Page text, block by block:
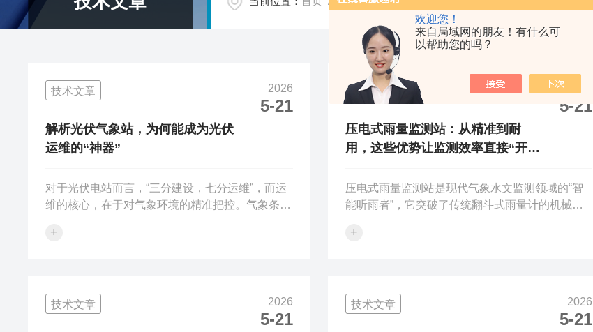
欢迎您！
来自局域网的朋友！有什么可
以帮助您的吗？
技术文章 2026
5-21
解析光伏气象站，为何能成为光伏
运维的“神器”
对于光伏电站而言，“三分建设，七分运维”，而运
维的核心，在于对气象环境的精准把控。气象条件
素，直接决定了电站的投资回报与运营成本。在过
气象站的出现，改变了这一现状，凭借的监测能
力、硬核的技术配置、便捷的运维体验，成为光伏
+
技术文章
5-21
压电式雨量监测站：从精准到耐
用，这些优势让监测效率直接“开
压电式雨量监测站是现代气象水文监测领域的“智
能听雨者”，它突破了传统翻斗式雨量计的机械限
山洪预警、地质灾害防治及智慧水利建设中的核心
件。当雨滴以恒定的终端速度降落到弧形的感应面
上时，会产生微小的机械冲击力。根据物理学中的
+
技术文章 2026
5-21
技术文章 2026
5-21